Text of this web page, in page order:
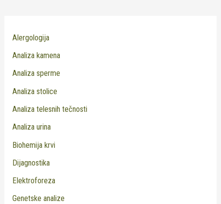
Alergologija
Analiza kamena
Analiza sperme
Analiza stolice
Analiza telesnih tečnosti
Analiza urina
Biohemija krvi
Dijagnostika
Elektroforeza
Genetske analize